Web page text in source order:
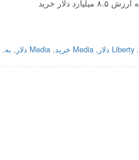
,Liberty دلار ,Media خرید ,Media دلار , به,